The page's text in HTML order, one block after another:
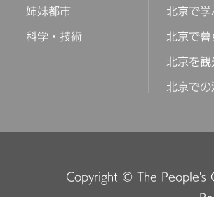
姉妹都市
科学・技術
北京で学
北京で暮
北京を
北京で
Copyright © The People's